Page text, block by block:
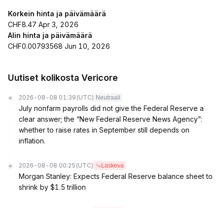
Korkein hinta ja päivämäärä
CHF8.47 Apr 3, 2026
Alin hinta ja päivämäärä
CHF0.00793568 Jun 10, 2026
Uutiset kolikosta Vericore
2026-08-08 01:39 (UTC) Neutraali
July nonfarm payrolls did not give the Federal Reserve a
clear answer; the “New Federal Reserve News Agency”:
whether to raise rates in September still depends on
inflation.
2026-08-08 00:25 (UTC) Laskeva
Morgan Stanley: Expects Federal Reserve balance sheet to
shrink by $1.5 trillion